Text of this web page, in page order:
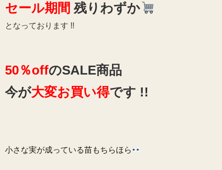
セール期間 残りわずか
となっております !!
50％offのSALE商品
今が大変お買い得です !!
小さな実が成っている苗もちらほら